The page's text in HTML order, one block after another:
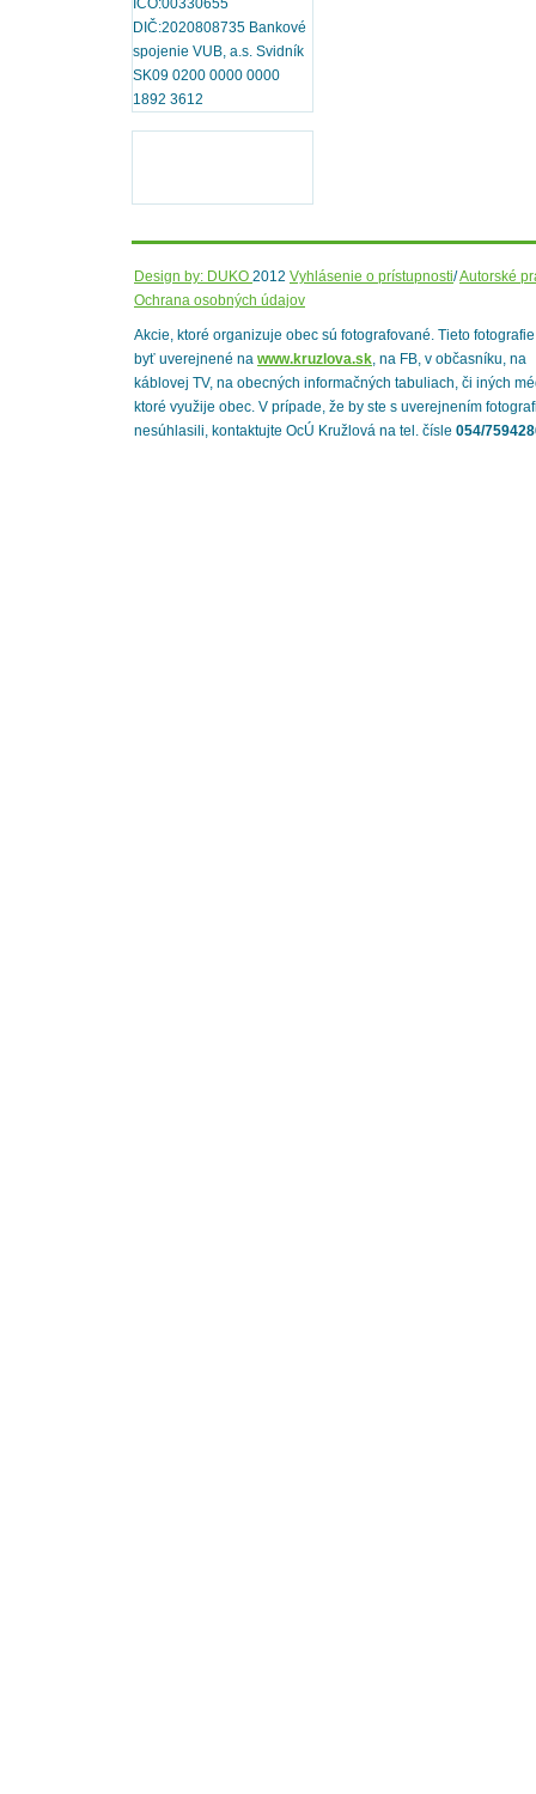
IČO:00330655
DIČ:2020808735 Bankové
spojenie VUB, a.s. Svidník
SK09 0200 0000 0000
1892 3612
Design by: DUKO 2012 Vyhlásenie o prístupnosti/Autorské
Ochrana osobných údajov
Akcie, ktoré organizuje obec sú fotografované. Tieto
byť uverejnené na www.kruzlova.sk, na FB, v občasníku, na
káblovej TV, na obecných informačných tabuliach, či iných
ktoré využije obec. V prípade, že by ste s uverejnením
nesúhlasili, kontaktujte OcÚ Kružlová na tel. čísle 054/